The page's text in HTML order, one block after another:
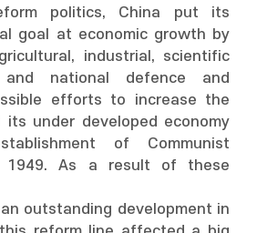
politics, China put its
goal at economic growth by
industrial, scientific
and national defence and
efforts to increase the
under developed economy
of Communist
1949. As a result of these
outstanding development in